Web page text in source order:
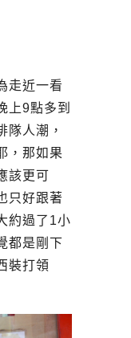
走近一看
上9點多到
隊人潮，
，那如果
該更可
只好跟著
約過了1小
都是剛下
裝打領